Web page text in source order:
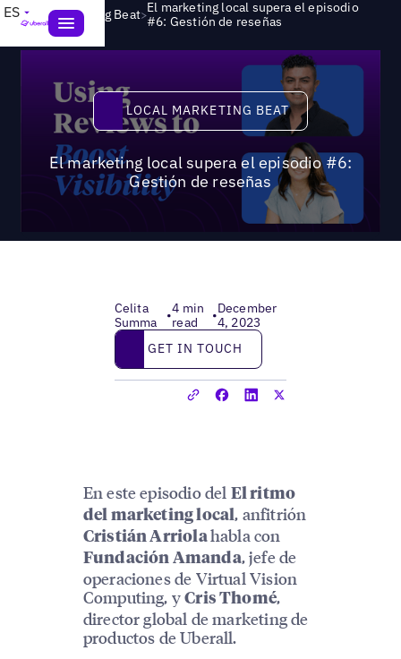
ES Local Marketing Beat>El marketing local supera el episodio
#6: Gestión de reseñas
Local Marketing Beat
LOCAL MARKETING BEAT
El marketing local supera el episodio #6:
Gestión de reseñas
Celita
Summa
•4 min
read
•December
4, 2023
Get in touch
GET IN TOUCH
En este episodio del El ritmo
del marketing local, anfitrión
Cristián Arriolahabla con
Fundación Amanda, jefe de
operaciones de Virtual Vision
Computing, yCris Thomé,
director global de marketing de
productos de Uberall.